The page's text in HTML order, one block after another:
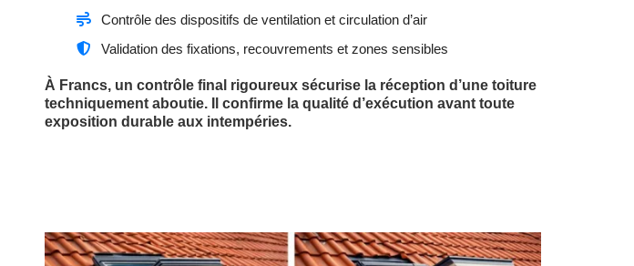
Contrôle des dispositifs de ventilation et circulation d’air
Validation des fixations, recouvrements et zones sensibles
À Francs, un contrôle final rigoureux sécurise la réception d’une toiture
techniquement aboutie. Il confirme la qualité d’exécution avant toute
exposition durable aux intempéries.